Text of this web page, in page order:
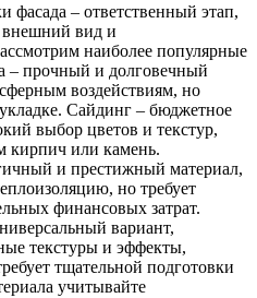
фасада – ответственный этап,
внешний вид и
наиболее популярные
– прочный и долговечный
воздействиям, но
Сайдинг – бюджетное
выбор цветов и текстур,
кирпич или камень.
и престижный материал,
но требует
финансовых затрат.
вариант,
текстуры и эффекты,
тщательной подготовки
учитывайте